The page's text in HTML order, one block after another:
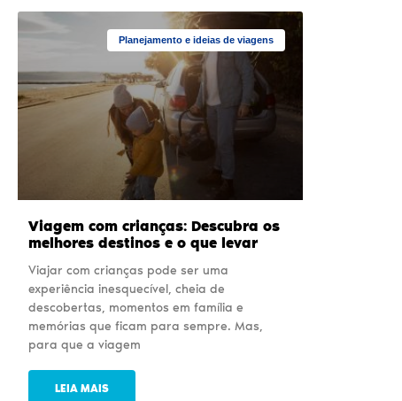
Planejamento e ideias de viagens
Viagem com crianças: Descubra os
melhores destinos e o que levar
Viajar com crianças pode ser uma
experiência inesquecível, cheia de
descobertas, momentos em família e
memórias que ficam para sempre. Mas,
para que a viagem
LEIA MAIS